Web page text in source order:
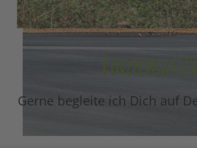
Gerne begleite ich Dich auf